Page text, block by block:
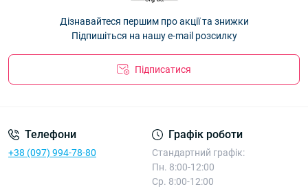
Дізнавайтеся першим про акції та знижки
Підпишіться на нашу e-mail розсилку
Підписатися
Телефони
+38 (097) 994-78-80
Графік роботи
Стандартний графік:
Пн. 8:00-12:00
Ср. 8:00-12:00